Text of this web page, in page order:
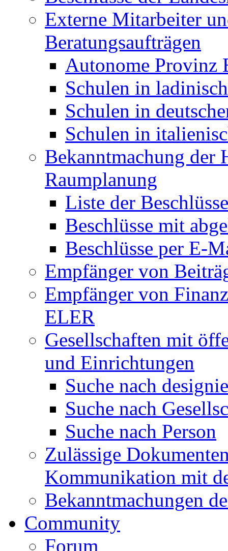
Externe Mitarbeiter
Beratungsaufträgen
Autonome Provinz
Schulen in
Schulen in
Schulen in
Bekanntmachung der
Raumplanung
Liste der
Beschlüsse mit
Beschlüsse per E-
Empfänger von
Empfänger von
ELER
Gesellschaften mit
und Einrichtungen
Suche nach
Suche nach
Suche nach Person
Zulässige
Kommunikation mit
Bekanntmachungen
Community
Forum